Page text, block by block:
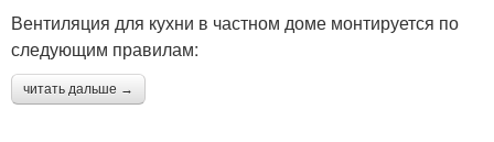
Вентиляция для кухни в частном доме монтируется по
следующим правилам:
читать дальше →